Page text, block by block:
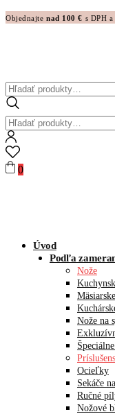
Objednajtenad 100 € s DPH
Hľadať:
Hľadať:
0
Úvod
Podľa
Nože
Nože na
Ocieľky
Sekáče
Ručné
Nožové